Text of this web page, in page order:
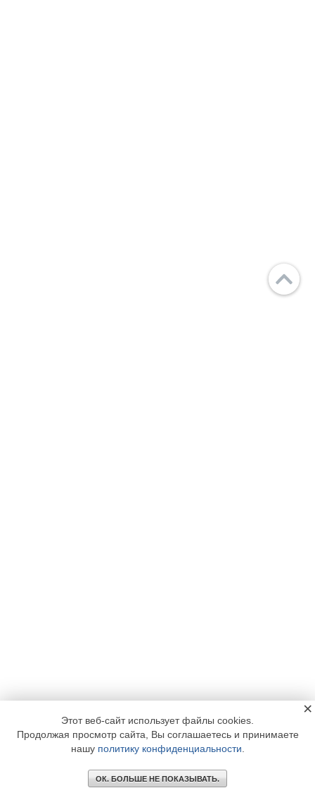
Этот веб-сайт использует файлы cookies.
Продолжая просмотр сайта, Вы соглашаетесь и принимаете
нашу политику конфиденциальности
ОК. БОЛЬШЕ НЕ ПОКАЗЫВАТЬ.
×